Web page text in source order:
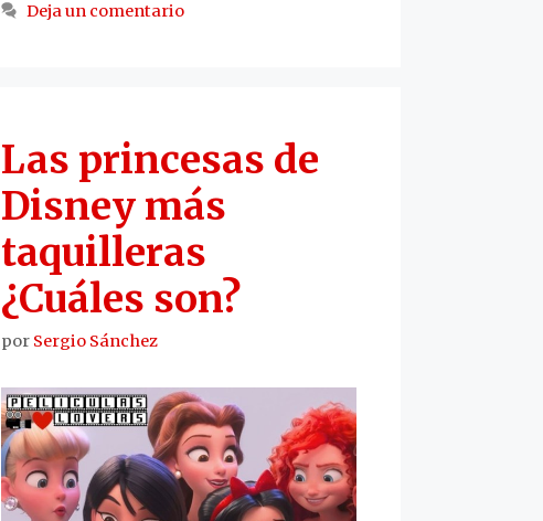
Deja un comentario
Las princesas de
Disney más
taquilleras
¿Cuáles son?
por Sergio Sánchez